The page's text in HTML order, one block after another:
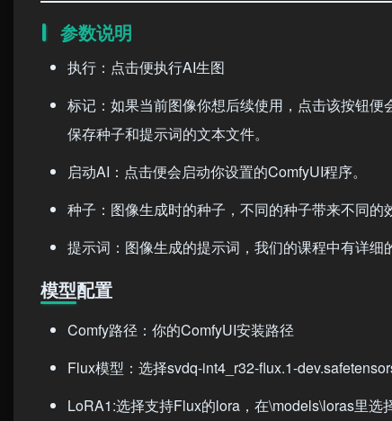
参数说明
执行：点击便执行AI生图
标记：如果当前图像你想后续使用，点击该按钮
保存种子和提示词的文本文件。
启动AI：点击便会启动你设置的ComfyUI程序。
种子：图像生成时的种子，不同的种子带来不同的
提示词：图像生成的提示词，我们的课程中有详细
模型配置
Comfy路径：你的ComfyUI安装路径
Flux模型：选择svdq-int4_r32-flux.1-
LoRA1:选择支持Flux的lora，在\models\loras里选